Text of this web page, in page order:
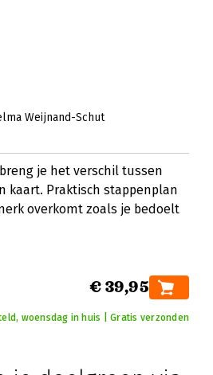
Weijnand-Schut
je het verschil tussen
kaart. Praktisch stappenplan
overkomt zoals je bedoelt
€ 39,95
woensdag in huis | Gratis verzonden